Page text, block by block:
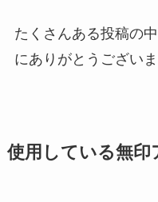
たくさんある投稿の
にありがとうございま
使用している無印